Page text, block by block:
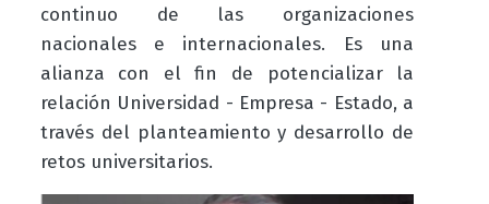
continuo de las organizaciones
nacionales e internacionales. Es una
alianza con el fin de potencializar la
relación Universidad - Empresa - Estado, a
través del planteamiento y desarrollo de
retos universitarios.